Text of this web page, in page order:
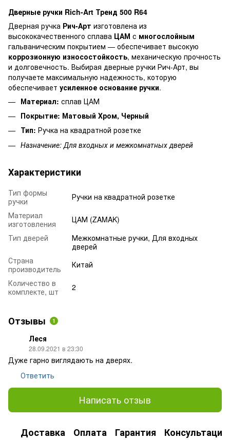
Дверные ручки Rich-Art Тренд 500 R64
Дверная ручка Рич-Арт изготовлена из
высококачественного сплава ЦАМ с многослойным
гальваническим покрытием — обеспечивает высокую
коррозионную износостойкость, механическую прочность
и долговечность. Выбирая дверные ручки Рич-Арт, вы
получаете максимальную надежность, которую
обеспечивает усиленное основание ручки.
Материал: сплав ЦАМ
Покрытие: Матовый Хром, Черный
Тип: Ручка на квадратной розетке
Назначение: Для входных и межкомнатных дверей
Характеристики
Тип формы
ручки
Ручки на квадратной розетке
Материал
изготовления
ЦАМ (ZAMAK)
Тип дверей
Межкомнатные ручки, Для входных
дверей
Страна
производитель
Китай
Количество в
комплекте, шт
2
Отзывы 1
Леся
28.09.2021 в 23:30
Дуже гарно виглядають на дверях.
Ответить
Написать отзыв
Доставка Оплата Гарантия Консультация